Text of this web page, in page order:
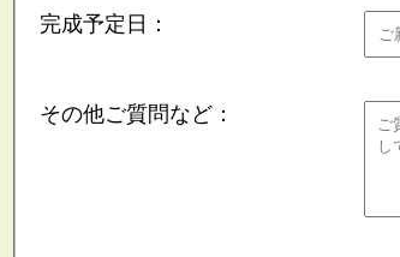
完成予定日：
その他ご質問など：